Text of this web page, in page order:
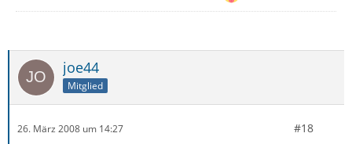
joe44
Mitglied
26. März 2008 um 14:27 #18